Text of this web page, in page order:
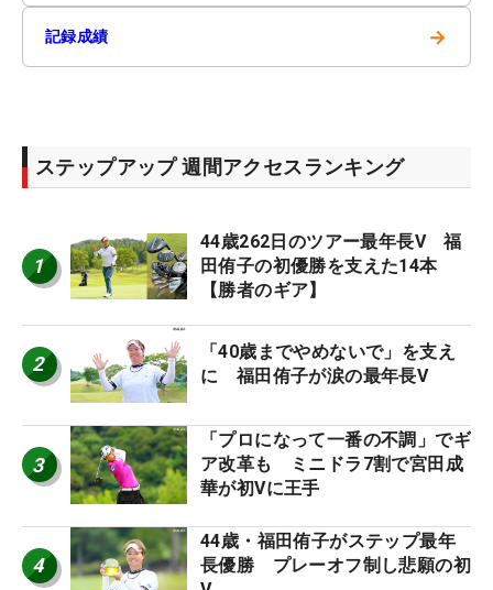
記録成績 →
ステップアップ 週間アクセスランキング
1
44歳262日のツアー最年長V 福
田侑子の初優勝を支えた14本
【勝者のギア】
2
「40歳までやめないで」を支え
に 福田侑子が涙の最年長V
3
「プロになって一番の不調」でギ
ア改革も ミニドラ7割で宮田成
華が初Vに王手
4
44歳・福田侑子がステップ最年
長優勝 プレーオフ制し悲願の初